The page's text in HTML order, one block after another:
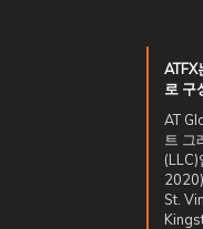
로 구
AT
트 그
St.